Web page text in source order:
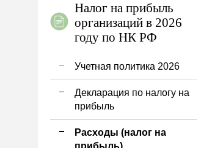
Налог на прибыль
организаций в 2026
году по НК РФ
Учетная политика 2026
Декларация по налогу на
прибыль
Расходы (налог на
прибыль)